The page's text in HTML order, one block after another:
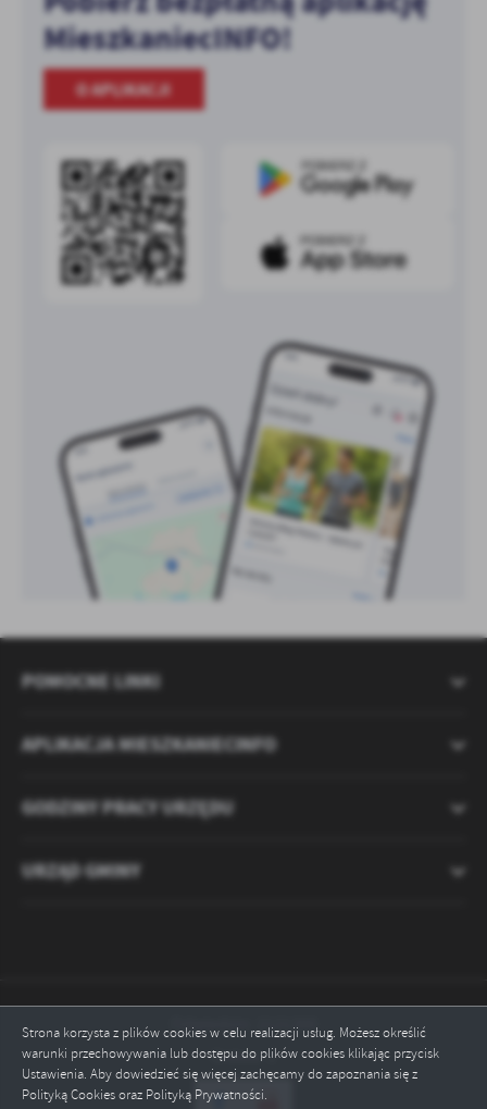
Strona korzysta z plików cookies w celu realizacji usług. Możesz określić
warunki przechowywania lub dostępu do plików cookies klikając przycisk
Ustawienia. Aby dowiedzieć się więcej zachęcamy do zapoznania się z
Polityką Cookies oraz Polityką Prywatności.
MieszkaniecINFO!
O APLIKACJI
POMOCNE LINKI
APLIKACJA MIESZKANIECINFO
GODZINY PRACY URZĘDU
URZĄD GMINY
Odwiedzin: 2121300
Online: 1